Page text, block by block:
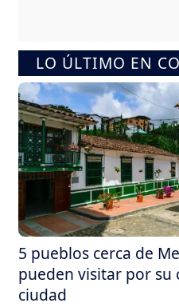
LO ÚLTIMO EN
5 pueblos cerca de
pueden visitar por su
ciudad